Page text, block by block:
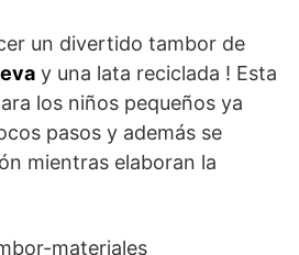
un divertido tambor de
y una lata reciclada ! Esta
los niños pequeños ya
pasos y además se
mientras elaboran la